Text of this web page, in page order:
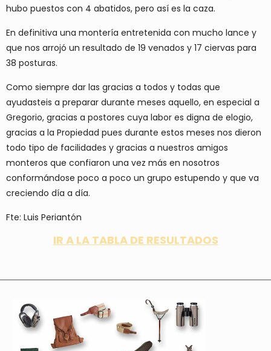
hubo puestos con 4 abatidos, pero así es la caza.
En definitiva una montería entretenida con mucho lance y
que nos arrojó un resultado de 19 venados y 17 ciervas para
38 posturas.
Como siempre dar las gracias a todos y todas que
ayudasteis a preparar durante meses aquello, en especial a
Gregorio, gracias a postores cuya labor es digna de elogio,
gracias a la Propiedad pues durante estos meses nos dieron
todo tipo de facilidades y gracias a nuestros amigos
monteros que confiaron una vez más en nosotros
conformándose poco a poco un grupo estupendo y que va
creciendo día a día.
Fte: Luis Periantón
IR A LA TABLA DE RESULTADOS